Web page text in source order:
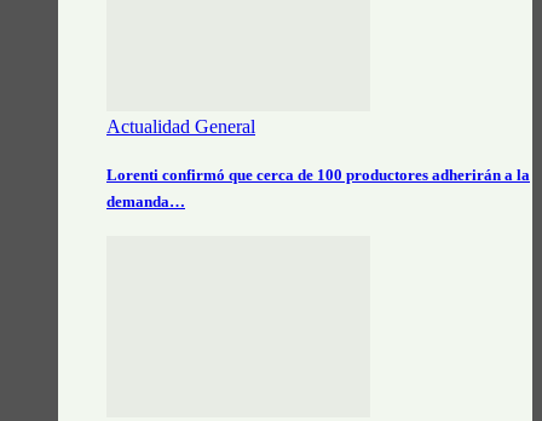
Actualidad General
Lorenti confirmó que cerca de 100 productores adherirán a la
demanda…